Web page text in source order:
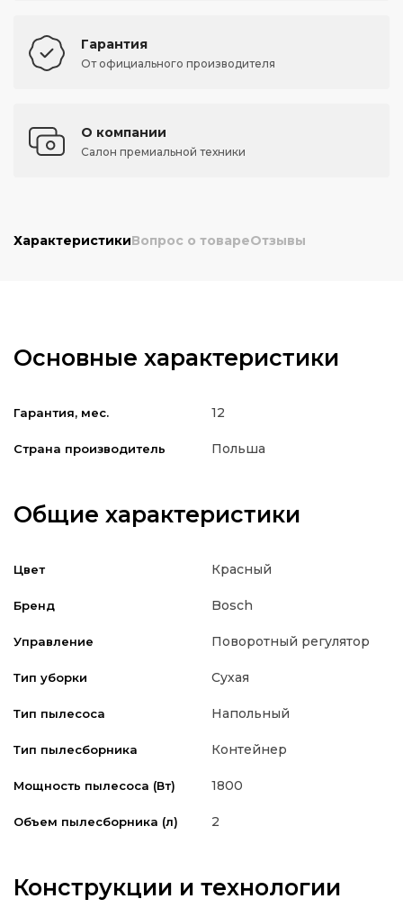
Гарантия
От официального производителя
О компании
Салон премиальной техники
ХарактеристикиВопрос о товареОтзывы
Основные характеристики
Гарантия, мес. 12
Страна производитель Польша
Общие характеристики
Цвет Красный
Бренд Bosch
Управление Поворотный регулятор
Тип уборки Сухая
Тип пылесоса Напольный
Тип пылесборника Контейнер
Мощность пылесоса (Вт) 1800
Объем пылесборника (л) 2
Конструкции и технологии